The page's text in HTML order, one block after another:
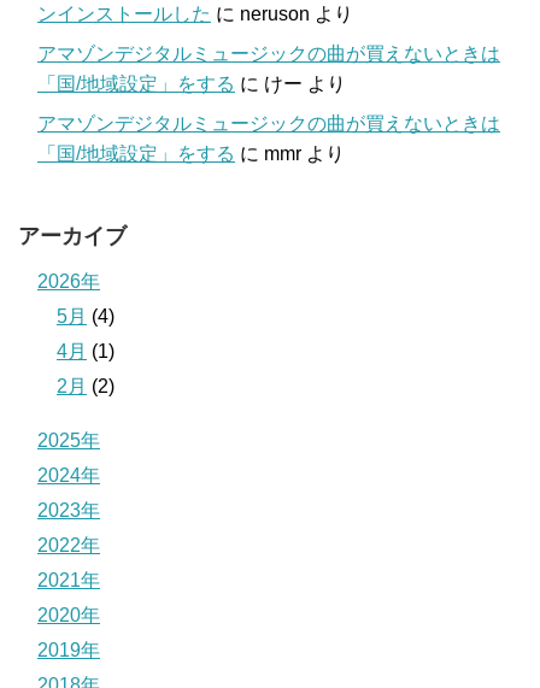
ンインストールした に neruson より
アマゾンデジタルミュージックの曲が買えないときは
「国/地域設定」をする に けー より
アマゾンデジタルミュージックの曲が買えないときは
「国/地域設定」をする に mmr より
アーカイブ
2026年
5月 (4)
4月 (1)
2月 (2)
2025年
2024年
2023年
2022年
2021年
2020年
2019年